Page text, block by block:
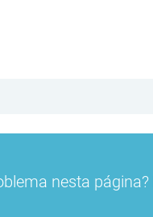
nesta página?